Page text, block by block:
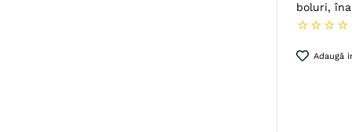
boluri,
☆ ☆ ☆ ☆
Adaugă